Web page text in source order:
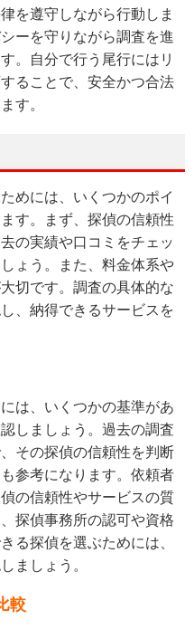
を遵守しながら行動しま
ーを守りながら調査を進
。自分で行う尾行にはリ
ることで、安全かつ合法
す。
めには、いくつかのポイ
す。まず、探偵の信頼性
の実績や口コミをチェッ
ょう。また、料金体系や
切です。調査の具体的な
、納得できるサービスを
は、いくつかの基準があ
しましょう。過去の調査
その探偵の信頼性を判断
参考になります。依頼者
の信頼性やサービスの質
探偵事務所の認可や資格
る探偵を選ぶためには、
ましょう。
較